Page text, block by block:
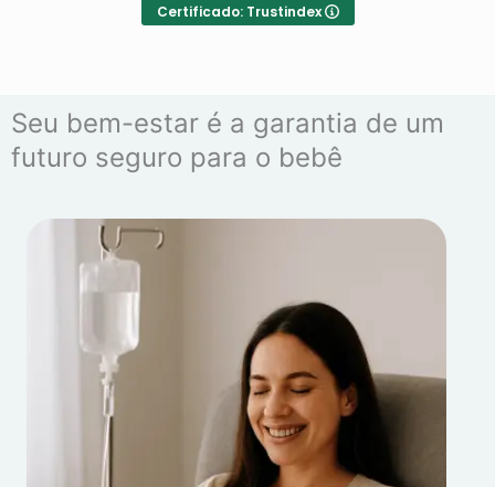
Certificado: Trustindex
Seu bem-estar é a garantia de um
futuro seguro para o bebê